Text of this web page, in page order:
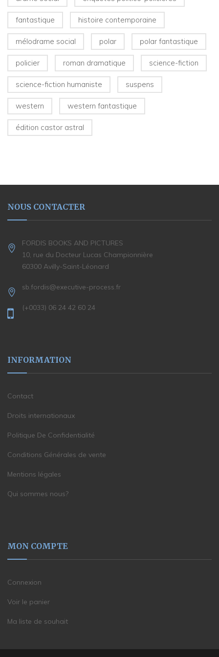
fantastique histoire contemporaine
mélodrame social polar polar fantastique
policier roman dramatique science-fiction
science-fiction humaniste suspens
western western fantastique
édition castor astral
NOUS CONTACTER
FORDIS BOOKS AND PICTURES
10, rue du Docteur Lucas Championnière
60300 Avilly-Saint-Léonard
sb.fordis@executive-process.fr
(+0033) 06 24 42 60 24
INFORMATION
Contact
Droits internationaux
Politique De Confidentialité
Conditions Générales de vente
Mentions légales
Qui sommes nous?
MON COMPTE
Connexion
Voir le panier
Ma liste de souhait